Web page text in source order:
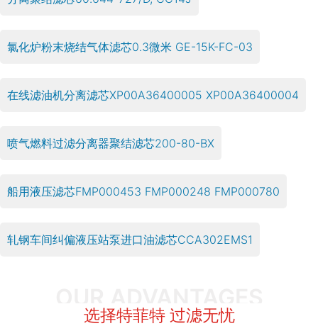
氯化炉粉末烧结气体滤芯0.3微米 GE-15K-FC-03
在线滤油机分离滤芯XP00A36400005 XP00A36400004
喷气燃料过滤分离器聚结滤芯200-80-BX
船用液压滤芯FMP000453 FMP000248 FMP000780
轧钢车间纠偏液压站泵进口油滤芯CCA302EMS1
选择特菲特 过滤无忧